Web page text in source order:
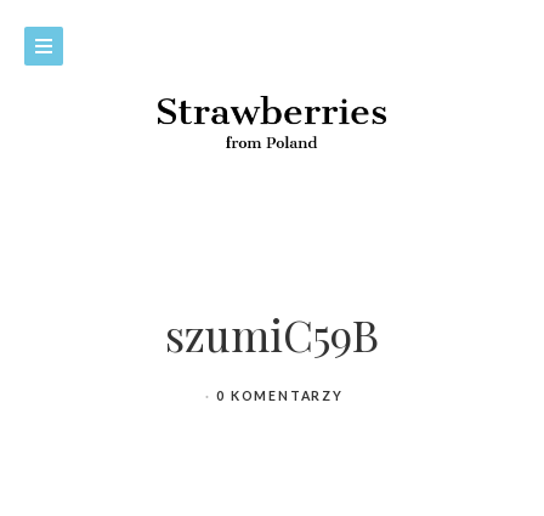
szumiC59B
0 KOMENTARZY